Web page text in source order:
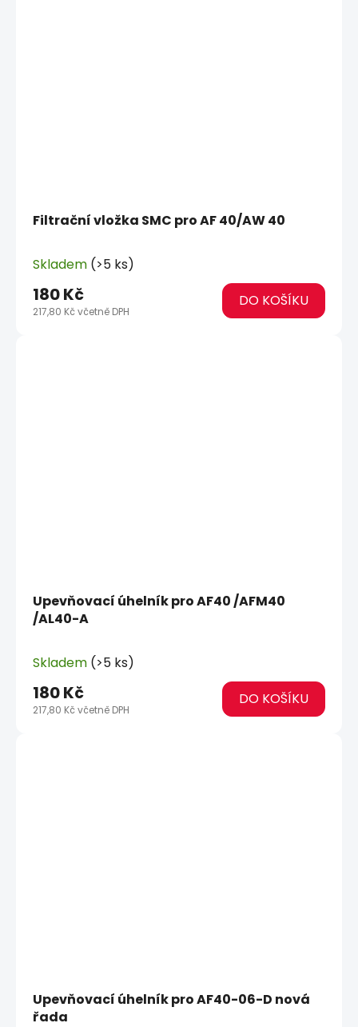
Filtrační vložka SMC pro AF 40/AW 40
Skladem (>5 ks)
217,80 Kč včetně DPH
180 Kč DO KOŠÍKU
Upevňovací úhelník pro AF40 /AFM40
/AL40-A
Skladem (>5 ks)
217,80 Kč včetně DPH
180 Kč DO KOŠÍKU
Upevňovací úhelník pro AF40-06-D nová
řada